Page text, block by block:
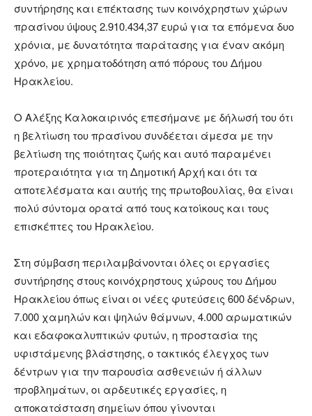
συντήρησης και επέκτασης των κοινόχρηστων χώρων
πρασίνου ύψους 2.910.434,37 ευρώ για τα επόμενα δυο
χρόνια, με δυνατότητα παράτασης για έναν ακόμη
χρόνο, με χρηματοδότηση από πόρους του Δήμου
Ηρακλείου.
Ο Αλέξης Καλοκαιρινός επεσήμανε με δήλωσή του ότι
η βελτίωση του πρασίνου συνδέεται άμεσα με την
βελτίωση της ποιότητας ζωής και αυτό παραμένει
προτεραιότητα για τη Δημοτική Αρχή και ότι τα
αποτελέσματα και αυτής της πρωτοβουλίας, θα είναι
πολύ σύντομα ορατά από τους κατοίκους και τους
επισκέπτες του Ηρακλείου.
Στη σύμβαση περιλαμβάνονται όλες οι εργασίες
συντήρησης στους κοινόχρηστους χώρους του Δήμου
Ηρακλείου όπως είναι οι νέες φυτεύσεις 600 δένδρων,
7.000 χαμηλών και ψηλών θάμνων, 4.000 αρωματικών
και εδαφοκαλυπτικών φυτών, η προστασία της
υφιστάμενης βλάστησης, ο τακτικός έλεγχος των
δέντρων για την παρουσία ασθενειών ή άλλων
προβλημάτων, οι αρδευτικές εργασίες, η
αποκατάσταση σημείων όπου γίνονται